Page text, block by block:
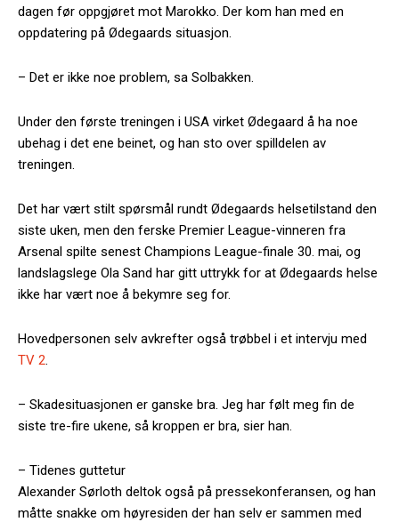
dagen før oppgjøret mot Marokko. Der kom han med en
oppdatering på Ødegaards situasjon.
– Det er ikke noe problem, sa Solbakken.
Under den første treningen i USA virket Ødegaard å ha noe
ubehag i det ene beinet, og han sto over spilldelen av
treningen.
Det har vært stilt spørsmål rundt Ødegaards helsetilstand den
siste uken, men den ferske Premier League-vinneren fra
Arsenal spilte senest Champions League-finale 30. mai, og
landslagslege Ola Sand har gitt uttrykk for at Ødegaards helse
ikke har vært noe å bekymre seg for.
Hovedpersonen selv avkrefter også trøbbel i et intervju med
TV 2
– Skadesituasjonen er ganske bra. Jeg har følt meg fin de
siste tre-fire ukene, så kroppen er bra, sier han.
– Tidenes guttetur
Alexander Sørloth deltok også på pressekonferansen, og han
måtte snakke om høyresiden der han selv er sammen med